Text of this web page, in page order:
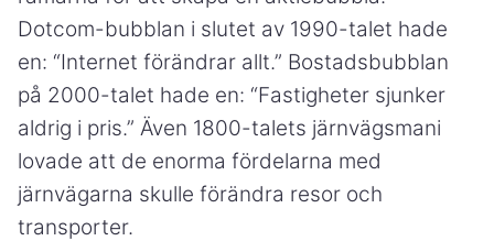
Dotcom-bubblan i slutet av 1990-talet hade
en: “Internet förändrar allt.” Bostadsbubblan
på 2000-talet hade en: “Fastigheter sjunker
aldrig i pris.” Även 1800-talets järnvägsmani
lovade att de enorma fördelarna med
järnvägarna skulle förändra resor och
transporter.